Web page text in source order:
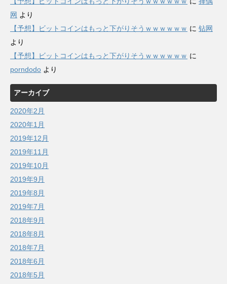
网 より
【予想】ビットコインはもっと下がりそうｗｗｗｗｗｗ に 钻网
より
【予想】ビットコインはもっと下がりそうｗｗｗｗｗｗ に
porndodo より
アーカイブ
2020年2月
2020年1月
2019年12月
2019年11月
2019年10月
2019年9月
2019年8月
2019年7月
2018年9月
2018年8月
2018年7月
2018年6月
2018年5月